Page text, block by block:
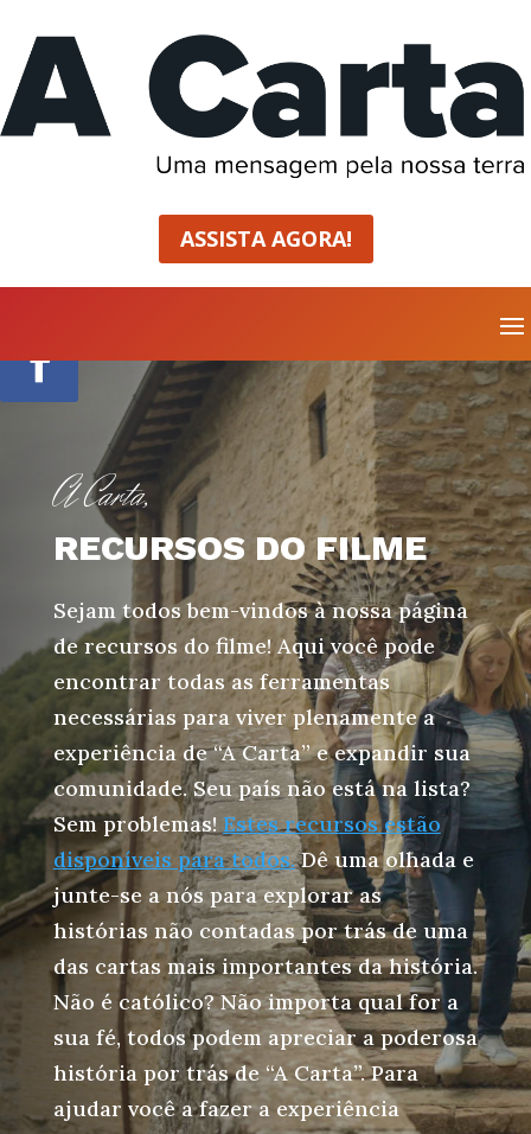
ASSISTA AGORA!
A Carta,
RECURSOS DO FILME
Sejam todos bem-vindos à nossa página
de recursos do filme! Aqui você pode
encontrar todas as ferramentas
necessárias para viver plenamente a
experiência de “A Carta” e expandir sua
comunidade. Seu país não está na lista?
Sem problemas! Estes recursos estão
disponíveis para todos.Dê uma olhada e
junte-se a nós para explorar as
histórias não contadas por trás de uma
das cartas mais importantes da história.
Não é católico? Não importa qual for a
sua fé, todos podem apreciar a poderosa
história por trás de “A Carta”. Para
ajudar você a fazer a experiência